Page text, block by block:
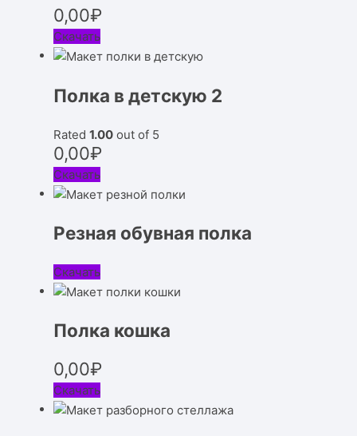
0,00₽
Скачать
Полка в детскую 2
Rated1.00 out of 5
0,00₽
Скачать
Резная обувная полка
Скачать
Полка кошка
0,00₽
Скачать